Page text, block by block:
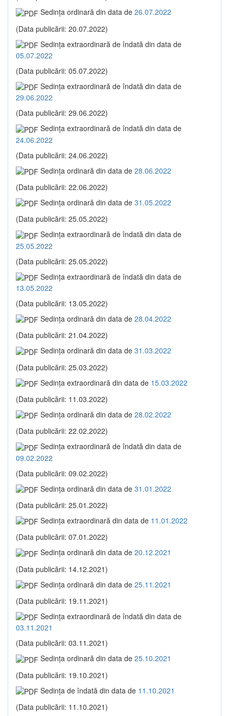
Sedinţa ordinară din data de 26.07.2022
(Data publicării: 20.07.2022)
Sedinţa extraordinară de îndată din data de
05.07.2022
(Data publicării: 05.07.2022)
Sedinţa extraordinară de îndată din data de
29.06.2022
(Data publicării: 29.06.2022)
Sedinţa extraordinară de îndată din data de
24.06.2022
(Data publicării: 24.06.2022)
Sedinţa ordinară din data de 28.06.2022
(Data publicării: 22.06.2022)
Sedinţa ordinară din data de 31.05.2022
(Data publicării: 25.05.2022)
Sedinţa extraordinară de îndată din data de
25.05.2022
(Data publicării: 25.05.2022)
Sedinţa extraordinară de îndată din data de
13.05.2022
(Data publicării: 13.05.2022)
Sedinţa ordinară din data de 28.04.2022
(Data publicării: 21.04.2022)
Sedinţa ordinară din data de 31.03.2022
(Data publicării: 25.03.2022)
Sedinţa extraordinară din data de 15.03.2022
(Data publicării: 11.03.2022)
Sedinţa ordinară din data de 28.02.2022
(Data publicării: 22.02.2022)
Sedinţa extraordinară de îndată din data de
09.02.2022
(Data publicării: 09.02.2022)
Sedinţa ordinară din data de 31.01.2022
(Data publicării: 25.01.2022)
Sedinţa extraordinară din data de 11.01.2022
(Data publicării: 07.01.2022)
Sedinţa ordinară din data de 20.12.2021
(Data publicării: 14.12.2021)
Sedinţa ordinară din data de 25.11.2021
(Data publicării: 19.11.2021)
Sedinţa extraordinară de îndată din data de
03.11.2021
(Data publicării: 03.11.2021)
Sedinţa ordinară din data de 25.10.2021
(Data publicării: 19.10.2021)
Sedinţa de îndată din data de 11.10.2021
(Data publicării: 11.10.2021)